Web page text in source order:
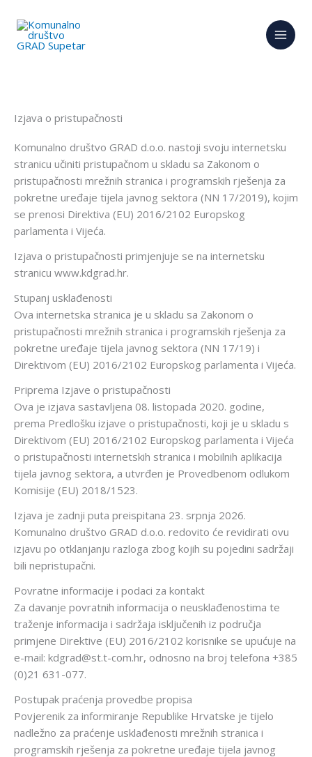
content
Izjava o pristupačnosti
Komunalno društvo GRAD d.o.o. nastoji svoju internetsku
stranicu učiniti pristupačnom u skladu sa Zakonom o
pristupačnosti mrežnih stranica i programskih rješenja za
pokretne uređaje tijela javnog sektora (NN 17/2019), kojim
se prenosi Direktiva (EU) 2016/2102 Europskog
parlamenta i Vijeća.
Izjava o pristupačnosti primjenjuje se na internetsku
stranicu www.kdgrad.hr.
Stupanj usklađenosti
Ova internetska stranica je u skladu sa Zakonom o
pristupačnosti mrežnih stranica i programskih rješenja za
pokretne uređaje tijela javnog sektora (NN 17/19) i
Direktivom (EU) 2016/2102 Europskog parlamenta i Vijeća.
Priprema Izjave o pristupačnosti
Ova je izjava sastavljena 08. listopada 2020. godine,
prema Predlošku izjave o pristupačnosti, koji je u skladu s
Direktivom (EU) 2016/2102 Europskog parlamenta i Vijeća
o pristupačnosti internetskih stranica i mobilnih aplikacija
tijela javnog sektora, a utvrđen je Provedbenom odlukom
Komisije (EU) 2018/1523.
Izjava je zadnji puta preispitana 23. srpnja 2026.
Komunalno društvo GRAD d.o.o. redovito će revidirati ovu
izjavu po otklanjanju razloga zbog kojih su pojedini sadržaji
bili nepristupačni.
Povratne informacije i podaci za kontakt
Za davanje povratnih informacija o neusklađenostima te
traženje informacija i sadržaja isključenih iz područja
primjene Direktive (EU) 2016/2102 korisnike se upućuje na
e-mail: kdgrad@st.t-com.hr, odnosno na broj telefona +385
(0)21 631-077.
Postupak praćenja provedbe propisa
Povjerenik za informiranje Republike Hrvatske je tijelo
nadležno za praćenje usklađenosti mrežnih stranica i
programskih rješenja za pokretne uređaje tijela javnog